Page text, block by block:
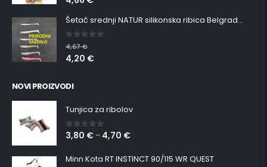
Šetač srednji NATUR silikonska ribica Belgrade Walker
0 out of 5
4,67€
4,20 €
NOVI PROIZVODI
Tunjica za ribolov
0 out of 5
3,80 € – 4,70 €
Minn Kota RT INSTINCT 90/115 WR QUEST